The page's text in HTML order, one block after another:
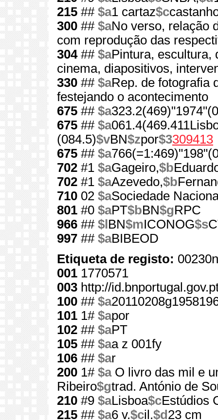
215 ## $a1 cartaz$c
300 ## $aNo verso, relação
com reprodução das
304## $aPintura, escultura,
cinema, diapositivos,
330 ## $aRep. de fotografia
festejando o acontecimento
675 ## $a
675 ## $a
(084.5)$vBN$zpor$3309413
675 ## $a
702 #1 $aGageiro,$b
702 #1 $aAzevedo,$b
710 02 $aSociedade
801 #0 $aPT$bBN$gRPC
966 ## $l BN$mICONOG$s
997 ## $aBIBEOD
Etiqueta de registo:
001 1770571
003 http://
100 ## $a
101 1# $apor
102 ## $aPT
105 ## $aa z 001fy
106 ## $ar
200 1# $aO livro das mil e
Ribeiro$gtrad. António de
210 #9 $aLisboa$cEstúdios
215 ## $a6 v.$cil.$d 23 cm